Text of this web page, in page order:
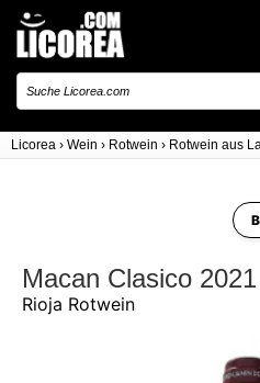
Licorea › Wein › Rotwein › Rotwein aus
Macan Clasico
Rioja Rotwein